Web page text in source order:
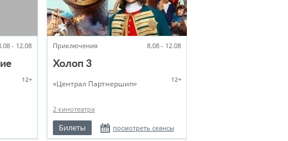
- 12.08
12+
Приключения 8.08 - 12.08
Холоп 3
12+
«Централ Партнершип»
2 кинотеатра
Билеты посмотреть сеансы